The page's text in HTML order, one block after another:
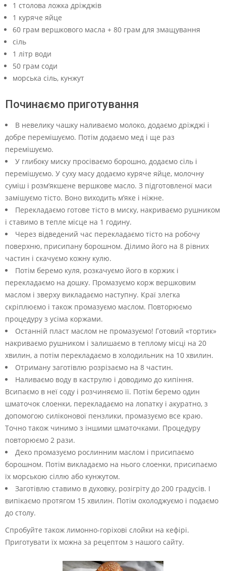
1 столова ложка дріжджів
1 куряче яйце
60 грам вершкового масла + 80 грам для змащування
сіль
1 літр води
50 грам соди
морська сіль, кунжут
Починаємо приготування
В невелику чашку наливаємо молоко, додаємо дріжджі і
добре перемішуємо. Потім додаємо мед і ще раз
перемішуємо.
У глибоку миску просіваємо борошно, додаємо сіль і
перемішуємо. У суху масу додаємо куряче яйце, молочну
суміш і розм’якшене вершкове масло. З підготовленої маси
замішуємо тісто. Воно виходить м’яке і ніжне.
Перекладаємо готове тісто в миску, накриваємо рушником
і ставимо в тепле місце на 1 годину.
Через відведений час перекладаємо тісто на робочу
поверхню, присипану борошном. Ділимо його на 8 рівних
частин і скачуємо кожну кулю.
Потім беремо куля, розкачуємо його в коржик і
перекладаємо на дошку. Промазуємо корж вершковим
маслом і зверху викладаємо наступну. Краї злегка
скріплюємо і також промазуємо маслом. Повторюємо
процедуру з усіма коржами.
Останній пласт маслом не промазуємо! Готовий «тортик»
накриваємо рушником і залишаємо в теплому місці на 20
хвилин, а потім перекладаємо в холодильник на 10 хвилин.
Отриману заготівлю розрізаємо на 8 частин.
Наливаємо воду в каструлю і доводимо до кипіння.
Всипаємо в неї соду і розчиняємо її. Потім беремо один
шматочок слоенки, перекладаємо на лопатку і акуратно, з
допомогою силіконової пензлики, промазуємо все краю.
Точно також чинимо з іншими шматочками. Процедуру
повторюємо 2 рази.
Деко промазуємо рослинним маслом і присипаємо
борошном. Потім викладаємо на нього слоенки, присипаємо
їх морською сіллю або кунжутом.
Заготівлю ставимо в духовку, розігріту до 200 градусів. І
випікаємо протягом 15 хвилин. Потім охолоджуємо і подаємо
до столу.
Спробуйте також лимонно-горіхові слойки на кефірі.
Приготувати їх можна за рецептом з нашого сайту.